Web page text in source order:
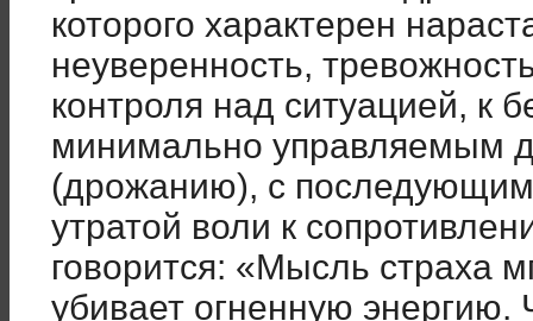
которого характерен
неуверенность,
контроля над ситуацией, к
минимально управляемым
(дрожанию), с
утратой воли к
говорится: «Мысль страха
убивает огненную энергию.